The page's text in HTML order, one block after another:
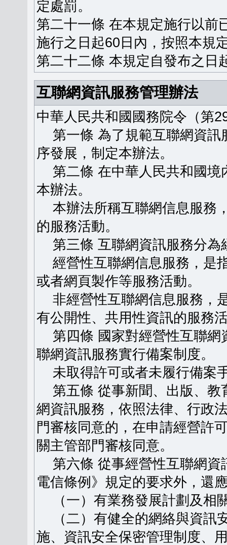
定處罰。
第二十一條 在本規定施行以前
施行之日起60日內，按照本規
第二十二條 本規定自發布之日
互聯網資訊服務管理辦法
中華人民共和國國務院令（第
第一條 為了規範互聯網資訊
序發展，制定本辦法。
第二條 在中華人民共和國境
本辦法。
本辦法所稱互聯網信息服務
的服務活動。
第三條 互聯網資訊服務分為
經營性互聯網信息服務，是
或者網頁製作等服務活動。
非經營性互聯網信息服務，
有公開性、共用性資訊的服務
第四條 國家對經營性互聯網
聯網資訊服務實行備案制度。
未取得許可或者未履行備案
第五條 從事新聞、出版、教
網資訊服務，依照法律、行政
門審核同意的，在申請經營許
關主管部門審核同意。
第六條 從事經營性互聯網資
電信條例》規定的要求外，還
（一）有業務發展計劃及相
（二）有健全的網絡與資訊
施、資訊安全保密管理制度、